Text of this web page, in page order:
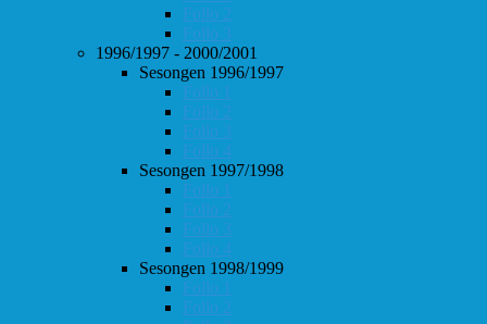
Follo 2
Follo 3
1996/1997 - 2000/2001
Sesongen 1996/1997
Follo 1
Follo 2
Follo 3
Follo 4
Sesongen 1997/1998
Follo 1
Follo 2
Follo 3
Follo 4
Sesongen 1998/1999
Follo 1
Follo 2